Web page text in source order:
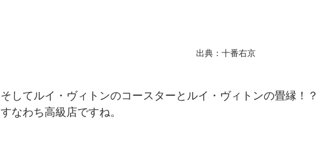
出典：十番右京
そしてルイ・ヴィトンのコースターとルイ・ヴィトンの畳縁！？
すなわち高級店ですね。